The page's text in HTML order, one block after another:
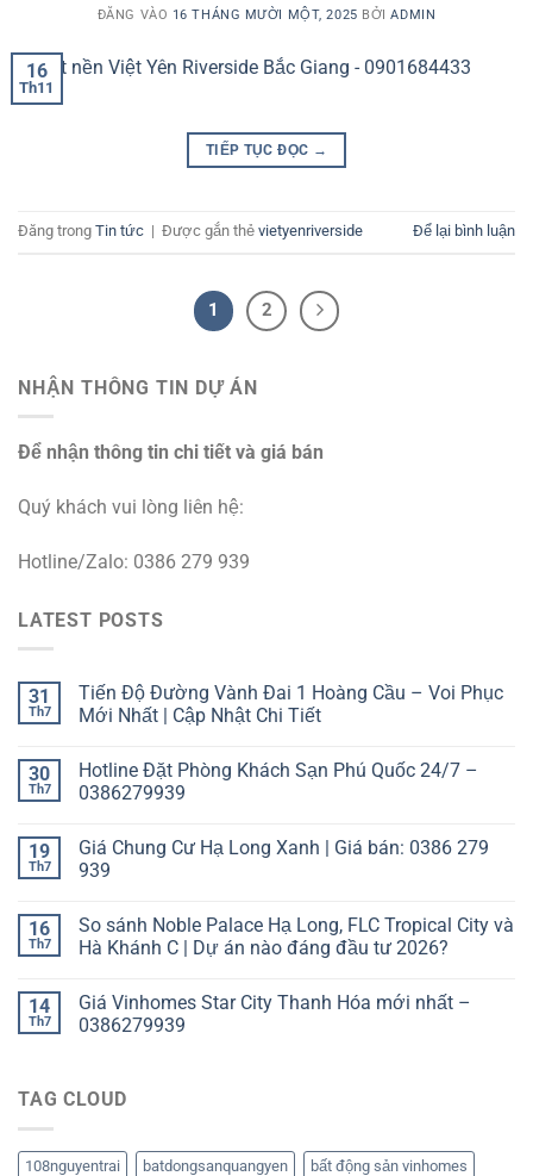
ĐĂNG VÀO 16 THÁNG MƯỜI MỘT, 2025 BỞIADMIN
16
Th11
TIẾP TỤC ĐỌC →
Đăng trong Tin tức | Được gắn thẻ vietyenriverside Để lại bình luận
1 2
NHẬN THÔNG TIN DỰ ÁN
Để nhận thông tin chi tiết và giá bán
Quý khách vui lòng liên hệ:
Hotline/Zalo: 0386 279 939
LATEST POSTS
31
Th7
Tiến Độ Đường Vành Đai 1 Hoàng Cầu – Voi Phục
Mới Nhất | Cập Nhật Chi Tiết
30
Th7
Hotline Đặt Phòng Khách Sạn Phú Quốc 24/7 –
0386279939
19
Th7
Giá Chung Cư Hạ Long Xanh | Giá bán: 0386 279
939
16
Th7
So sánh Noble Palace Hạ Long, FLC Tropical City và
Hà Khánh C | Dự án nào đáng đầu tư 2026?
14
Th7
Giá Vinhomes Star City Thanh Hóa mới nhất –
0386279939
TAG CLOUD
108nguyentrai batdongsanquangyen bất động sản vinhomes